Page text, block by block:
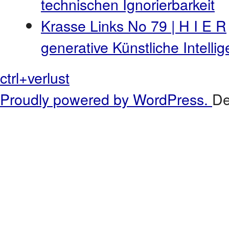
Krasse Links No 79 | H I E R
generative Künstliche
ctrl+verlust
Proudly powered by WordPress.